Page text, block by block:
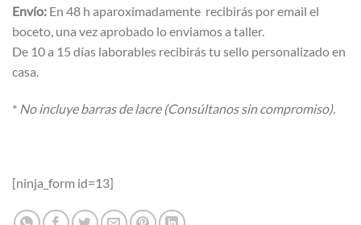
Envío: En 48 h aparoximadamente recibirás por email el
boceto, una vez aprobado lo enviamos a taller.
De 10 a 15 días laborables recibirás tu sello personalizado en
casa.
* No incluye barras de lacre (Consúltanos sin compromiso).
[ninja_form id=13]